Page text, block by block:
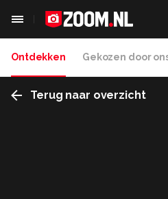
Ontdekken Gekozen door
Terug naar overzicht